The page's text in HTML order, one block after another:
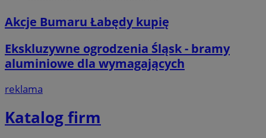
Akcje Bumaru Łabędy kupię
Ekskluzywne ogrodzenia Śląsk - bramy
aluminiowe dla wymagających
reklama
Katalog firm